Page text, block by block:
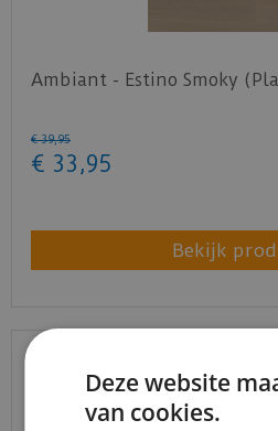
Ambiant - Estino Smoky
€ 39,95
€ 33 ,95
Bekijk
BEREIKBAARHEID
Deze website
van cookies.